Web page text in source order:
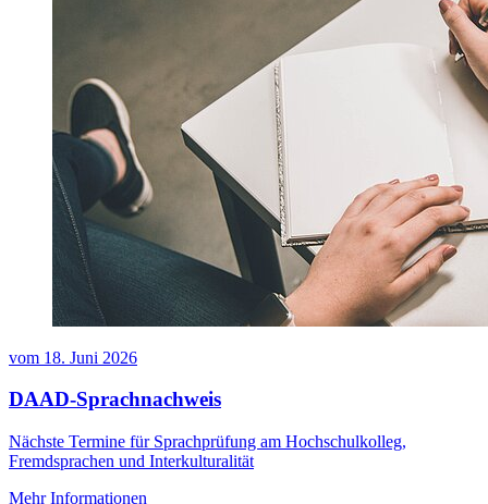
vom 18. Juni 2026
DAAD-Sprachnachweis
Nächste Termine für Sprachprüfung am Hochschulkolleg,
Fremdsprachen und Interkulturalität
Mehr Informationen